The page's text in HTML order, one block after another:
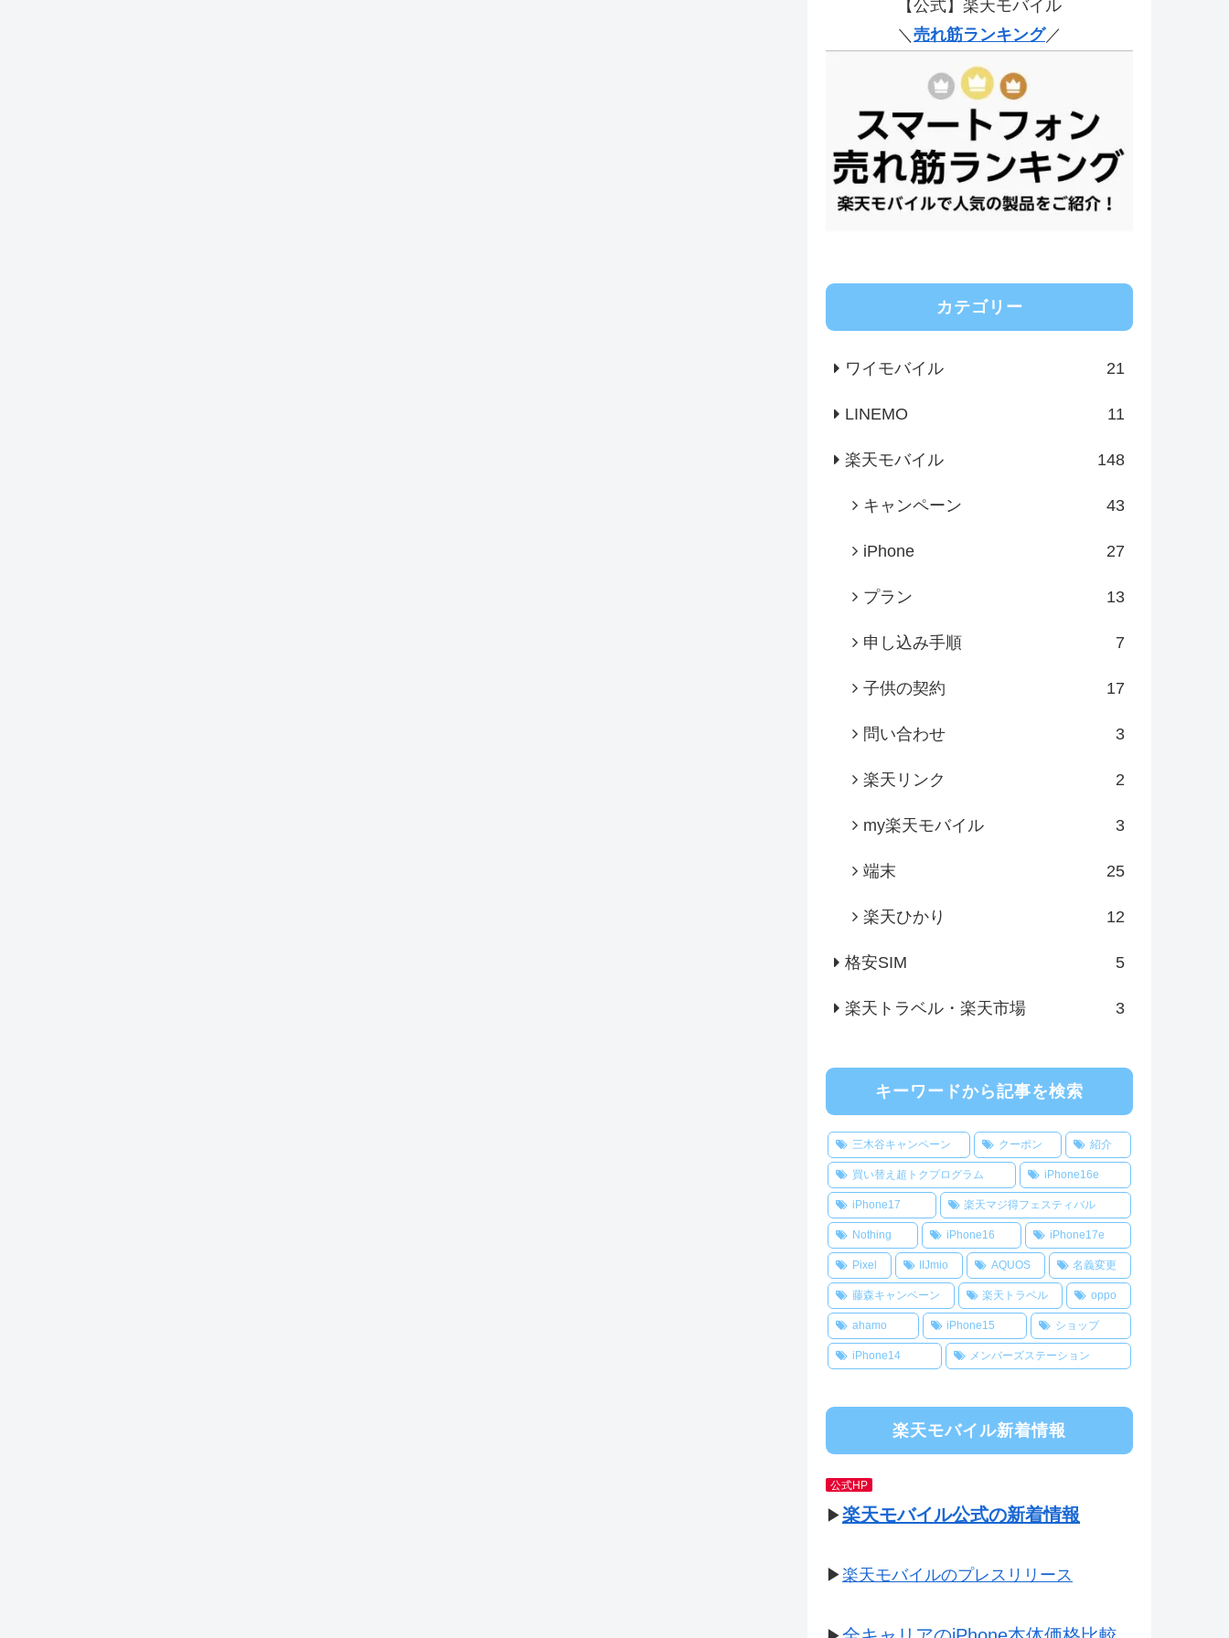
【公式】楽天モバイル
＼ 売れ筋ランキング／
カテゴリー
ワイモバイル 21
LINEMO 11
楽天モバイル 148
キャンペーン 43
iPhone 27
プラン 13
申し込み手順 7
子供の契約 17
問い合わせ 3
楽天リンク 2
my楽天モバイル 3
端末 25
楽天ひかり 12
格安SIM 5
楽天トラベル・楽天市場 3
キーワードから記事を検索
三木谷キャンペーン クーポン 紹介
買い替え超トクプログラム iPhone16e
iPhone17 楽天マジ得フェスティバル
Nothing iPhone16 iPhone17e
Pixel IIJmio AQUOS 名義変更
藤森キャンペーン 楽天トラベル oppo
ahamo iPhone15 ショップ
iPhone14 メンバーズステーション
楽天モバイル新着情報
公式HP
▶楽天モバイル公式の新着情報
▶楽天モバイルのプレスリリース